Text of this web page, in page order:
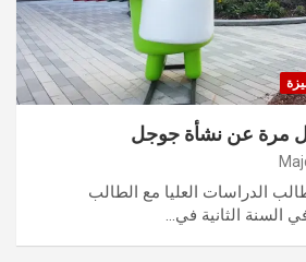
مرة عن نشأة جوجل
الدراسات العليا مع الطالب
السنة الثانية في…